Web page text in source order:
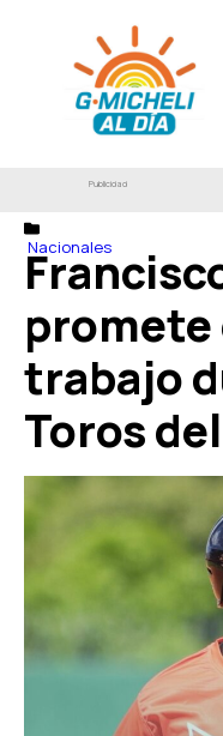
Publicidad
Nacionales
promete
trabajo
Toros